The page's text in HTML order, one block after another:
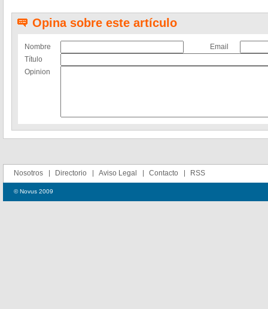
Opina sobre este artículo
Nombre
Email
Título
Opinion
Nosotros Directorio Aviso Legal Contacto RSS
© Novus 2009